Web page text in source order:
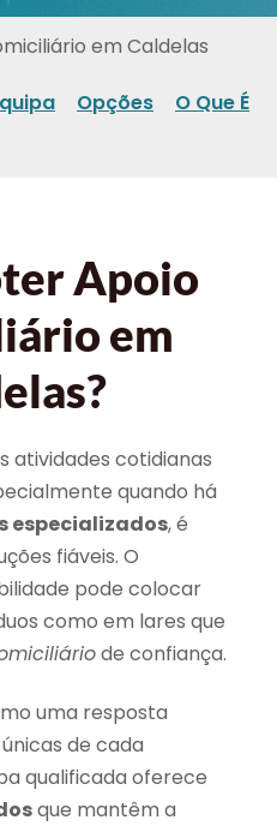
em Caldelas
Opções
O Que É
Apoio
em
atividades cotidianas
quando há
especializados, é
fiáveis. O
pode colocar
como em lares que
de confiança.
uma resposta
de cada
qualificada oferece
que mantêm a